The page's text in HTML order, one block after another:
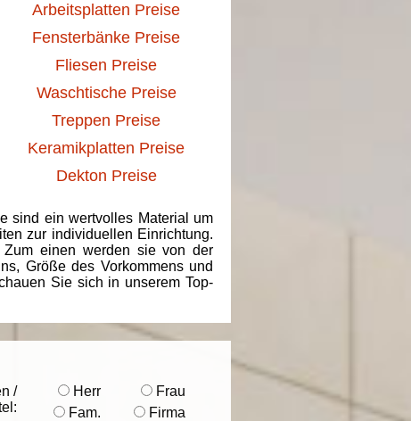
Arbeitsplatten Preise
Fensterbänke Preise
Fliesen Preise
Waschtische Preise
Treppen Preise
Keramikplatten Preise
Dekton Preise
sind ein wertvolles Material um
zur individuellen Einrichtung.
Zum einen werden sie von der
Größe des Vorkommens und
Sie sich in unserem Top-
/
Herr
Frau
Fam.
Firma